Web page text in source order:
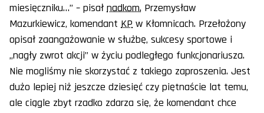
miesięczniku…” – pisał nadkom. Przemysław
Mazurkiewicz, komendant KP w Kłomnicach. Przełożony
opisał zaangażowanie w służbę, sukcesy sportowe i
„nagły zwrot akcji” w życiu podległego funkcjonariusza.
Nie mogliśmy nie skorzystać z takiego zaproszenia. Jest
dużo lepiej niż jeszcze dziesięć czy piętnaście lat temu,
ale ciągle zbyt rzadko zdarza się, że komendant chce